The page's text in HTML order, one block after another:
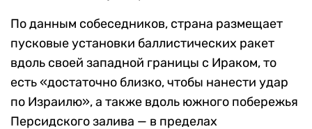
По данным собеседников, страна размещает
пусковые установки баллистических ракет
вдоль своей западной границы с Ираком, то
есть «достаточно близко, чтобы нанести удар
по Израилю», а также вдоль южного побережья
Персидского залива — в пределах